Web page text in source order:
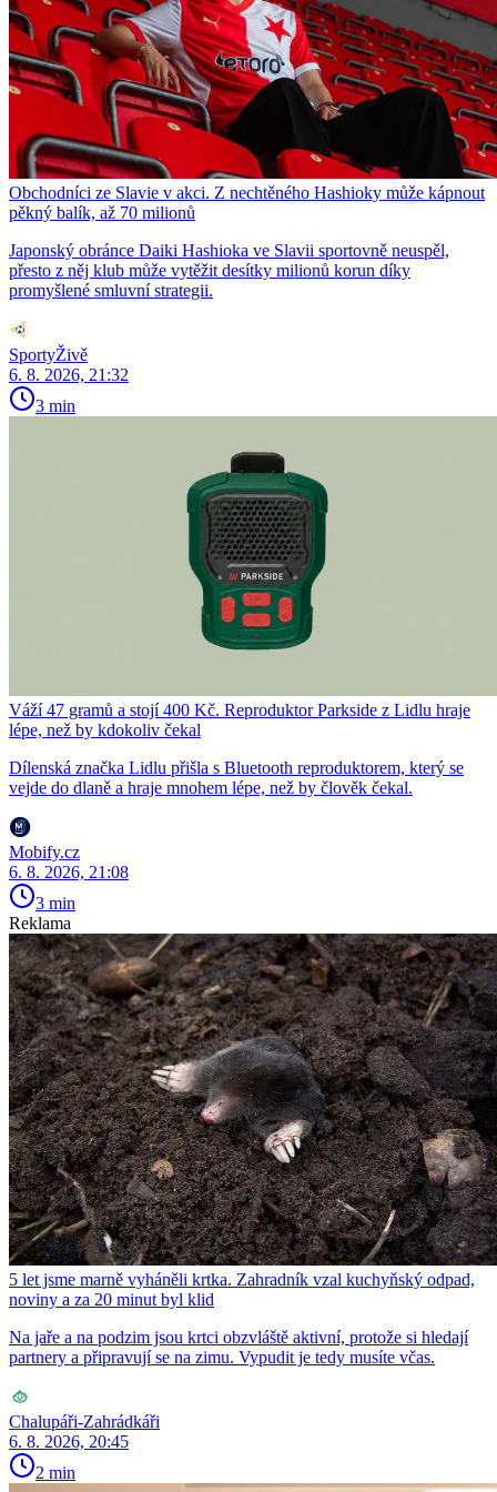
Obchodníci ze Slavie v akci. Z nechtěného Hashioky může kápnout
pěkný balík, až 70 milionů
Japonský obránce Daiki Hashioka ve Slavii sportovně neuspěl,
přesto z něj klub může vytěžit desítky milionů korun díky
promyšlené smluvní strategii.
SportyŽivě
6. 8. 2026, 21:32
3 min
Váží 47 gramů a stojí 400 Kč. Reproduktor Parkside z Lidlu hraje
lépe, než by kdokoliv čekal
Dílenská značka Lidlu přišla s Bluetooth reproduktorem, který se
vejde do dlaně a hraje mnohem lépe, než by člověk čekal.
Mobify.cz
6. 8. 2026, 21:08
3 min
Reklama
5 let jsme marně vyháněli krtka. Zahradník vzal kuchyňský odpad,
noviny a za 20 minut byl klid
Na jaře a na podzim jsou krtci obzvláště aktivní, protože si hledají
partnery a připravují se na zimu. Vypudit je tedy musíte včas.
Chalupáři-Zahrádkáři
6. 8. 2026, 20:45
2 min